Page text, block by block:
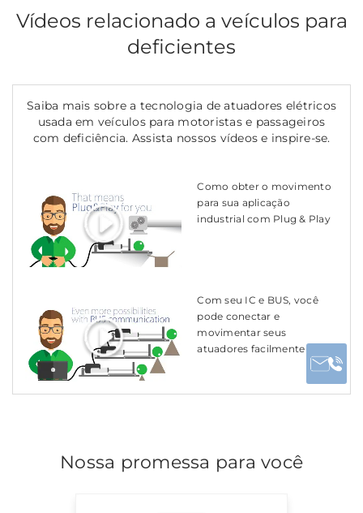
Vídeos relacionado a veículos para
deficientes
Saiba mais sobre a tecnologia de atuadores elétricos
usada em veículos para motoristas e passageiros
com deficiência. Assista nossos vídeos e inspire-se.
Como obter o movimento
para sua aplicação
industrial com Plug & Play
Com seu IC e BUS, você
pode conectar e
movimentar seus
atuadores facilmente
Nossa promessa para você